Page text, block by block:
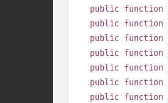
public function
public function
public function
public function
public function
public function
public function